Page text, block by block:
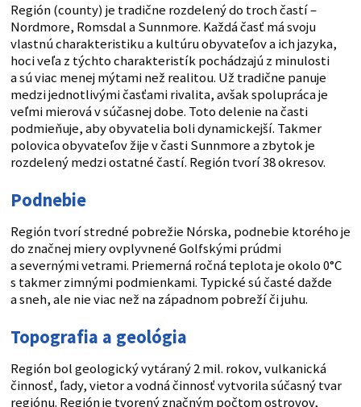
Región (county) je tradične rozdelený do troch častí –
Nordmore, Romsdal a Sunnmore. Každá časť má svoju
vlastnú charakteristiku a kultúru obyvateľov a ich jazyka,
hoci veľa z týchto charakteristík pochádzajú z minulosti
a sú viac menej mýtami než realitou. Už tradične panuje
medzi jednotlivými časťami rivalita, avšak spolupráca je
veľmi mierová v súčasnej dobe. Toto delenie na časti
podmieňuje, aby obyvatelia boli dynamickejší. Takmer
polovica obyvateľov žije v časti Sunnmore a zbytok je
rozdelený medzi ostatné častí. Región tvorí 38 okresov.
Podnebie
Región tvorí stredné pobrežie Nórska, podnebie ktorého je
do značnej miery ovplyvnené Golfskými prúdmi
a severnými vetrami. Priemerná ročná teplota je okolo 0°C
s takmer zimnými podmienkami. Typické sú časté dažde
a sneh, ale nie viac než na západnom pobreží či juhu.
Topografia a geológia
Región bol geologický vytáraný 2 mil. rokov, vulkanická
činnosť, ľady, vietor a vodná činnosť vytvorila súčasný tvar
regiónu. Región je tvorený značným počtom ostrovov,